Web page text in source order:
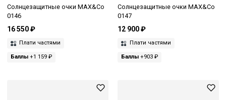
Солнцезащитные очки MAX&Co
0146
16 550 ₽
Плати частями
Баллы +1 159 ₽
Солнцезащитные очки MAX&Co
0147
12 900 ₽
Плати частями
Баллы+903 ₽